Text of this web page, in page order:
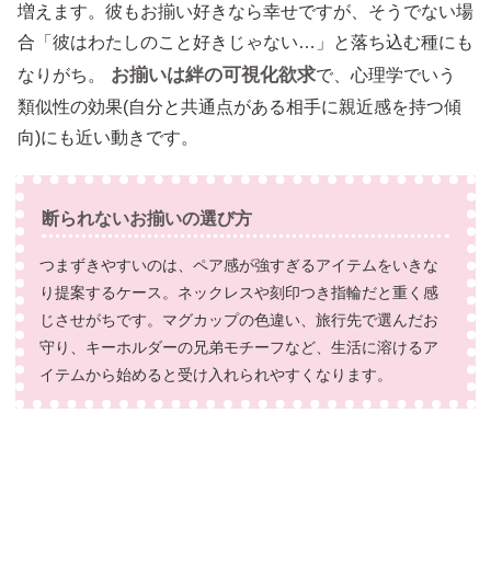
増えます。彼もお揃い好きなら幸せですが、そうでない場
合「彼はわたしのこと好きじゃない…」と落ち込む種にも
なりがち。
お揃いは絆の可視化欲求で、心理学でいう
類似性の効果(自分と共通点がある相手に親近感を持つ傾
向)にも近い動きです。
断られないお揃いの選び方
つまずきやすいのは、ペア感が強すぎるアイテムをいきな
り提案するケース。ネックレスや刻印つき指輪だと重く感
じさせがちです。マグカップの色違い、旅行先で選んだお
守り、キーホルダーの兄弟モチーフなど、生活に溶けるア
イテムから始めると受け入れられやすくなります。